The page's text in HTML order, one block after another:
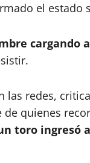
el estado
cargando
las redes,
quienes
toro ingresó